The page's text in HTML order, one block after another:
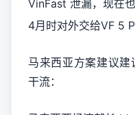
VinFast 泄漏，现在
4月时对外交给VF 5
马来西亚方案建议
干流：